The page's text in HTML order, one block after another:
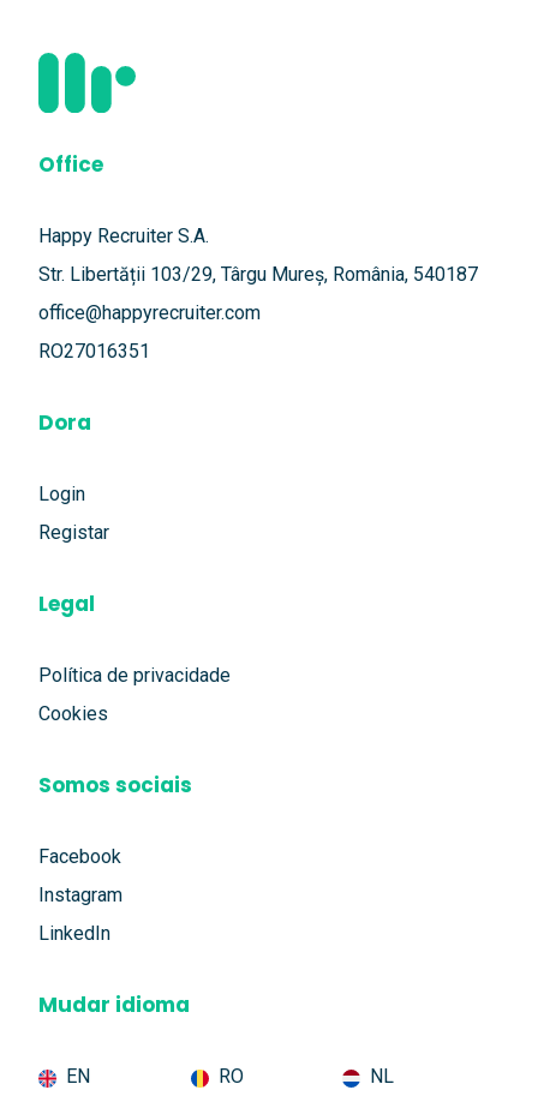
Office
Happy Recruiter S.A.
Str. Libertății 103/29, Târgu Mureș, România, 540187
office@happyrecruiter.com
RO27016351
Dora
Login
Registar
Legal
Política de privacidade
Cookies
Somos sociais
Facebook
Instagram
LinkedIn
Mudar idioma
EN RO NL